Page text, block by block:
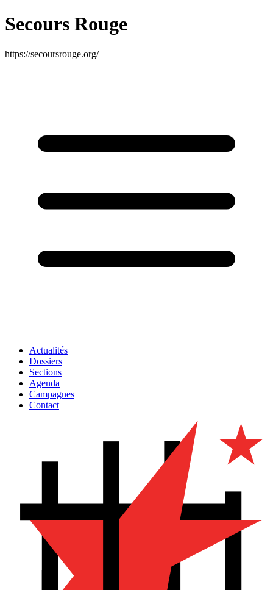
Secours Rouge
https://secoursrouge.org/
Actualités
Dossiers
Sections
Agenda
Campagnes
Contact